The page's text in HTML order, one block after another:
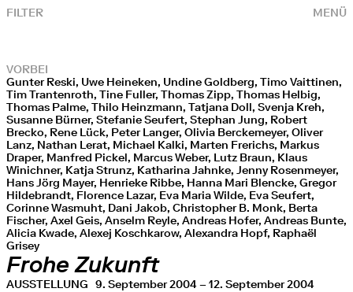
MENÜ
FILTER
VORBEI
Gunter Reski, Uwe Heineken, Undine Goldberg, Timo Vaittinen,
Tim Trantenroth, Tine Fuller, Thomas Zipp, Thomas Helbig,
Thomas Palme, Thilo Heinzmann, Tatjana Doll, Svenja Kreh,
Susanne Bürner, Stefanie Seufert, Stephan Jung, Robert
Brecko, Rene Lück, Peter Langer, Olivia Berckemeyer, Oliver
Lanz, Nathan Lerat, Michael Kalki, Marten Frerichs, Markus
Draper, Manfred Pickel, Marcus Weber, Lutz Braun, Klaus
Winichner, Katja Strunz, Katharina Jahnke, Jenny Rosenmeyer,
Hans Jörg Mayer, Henrieke Ribbe, Hanna Mari Blencke, Gregor
Hildebrandt, Florence Lazar, Eva Maria Wilde, Eva Seufert,
Corinne Wasmuht, Dani Jakob, Christopher B. Monk, Berta
Fischer, Axel Geis, Anselm Reyle, Andreas Hofer, Andreas Bunte,
Alicia Kwade, Alexej Koschkarow, Alexandra Hopf, Raphaël
Grisey
Frohe Zukunft
AUSSTELLUNG 9. September 2004 – 12. September 2004